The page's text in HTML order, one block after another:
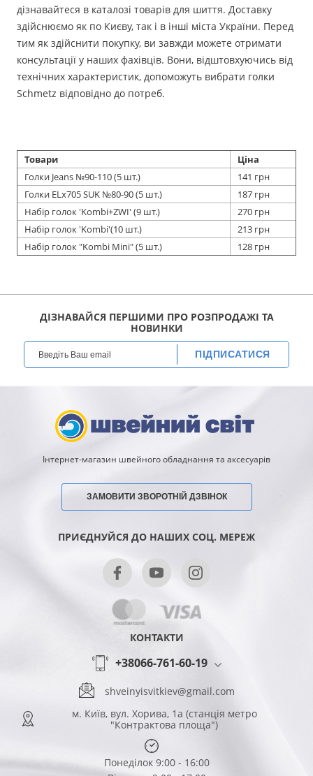
дізнавайтеся в каталозі товарів для шиття. Доставку
здійснюємо як по Києву, так і в інші міста України. Перед
тим як здійснити покупку, ви завжди можете отримати
консультації у наших фахівців. Вони, відштовхуючись від
технічних характеристик, допоможуть вибрати голки
Schmetz відповідно до потреб.
Товари
Ціна
Голки Jeans №90-110 (5 шт.)
141 грн
Голки ELx705 SUK №80-90 (5 шт.)
187 грн
Набір голок 'Kombi+ZWI' (9 шт.)
270 грн
Набір голок 'Kombi'(10 шт.)
213 грн
Набір голок "Kombi Mini" (5 шт.)
128 грн
ДІЗНАВАЙСЯ ПЕРШИМИ ПРО РОЗПРОДАЖІ ТА
НОВИНКИ
ПІДПИСАТИСЯ
Інтернет-магазин швейного обладнання та аксесуарів
ЗАМОВИТИ ЗВОРОТНІЙ ДЗВІНОК
ПРИЄДНУЙСЯ ДО НАШИХ СОЦ. МЕРЕЖ
КОНТАКТИ
+38066-761-60-19
shveinyisvitkiev@gmail.com
м. Київ, вул. Хорива, 1а (станція метро
"Контрактова площа")
Понеділок 9:00 - 16:00